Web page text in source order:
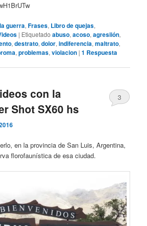
guerra,Frases, Libro de quejas,
| Etiquetado abuso,acoso,agresiión,
,destrato,dolor,indiferencia,maltrato,
,problemas,violacion |1 Respuesta
con la
Shot SX60 hs
3
en la provincia de San Luis, Argentina,
florofaunística de esa ciudad.